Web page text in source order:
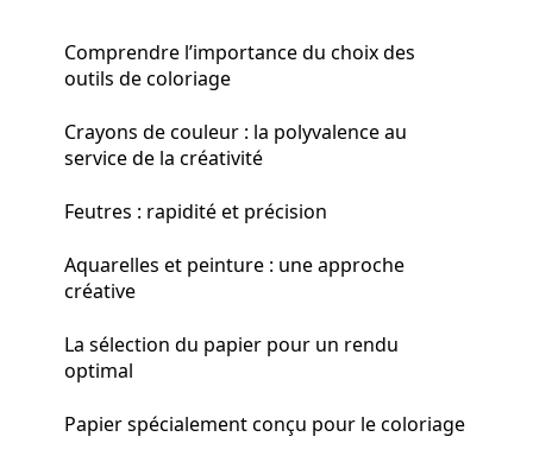
Comprendre l’importance du choix des
outils de coloriage
Crayons de couleur : la polyvalence au
service de la créativité
Feutres : rapidité et précision
Aquarelles et peinture : une approche
créative
La sélection du papier pour un rendu
optimal
Papier spécialement conçu pour le coloriage